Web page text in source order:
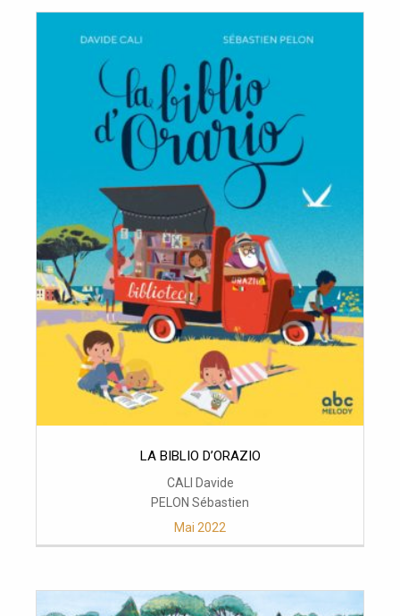
LA BIBLIO D’ORAZIO
CALI Davide
PELON Sébastien
Mai 2022